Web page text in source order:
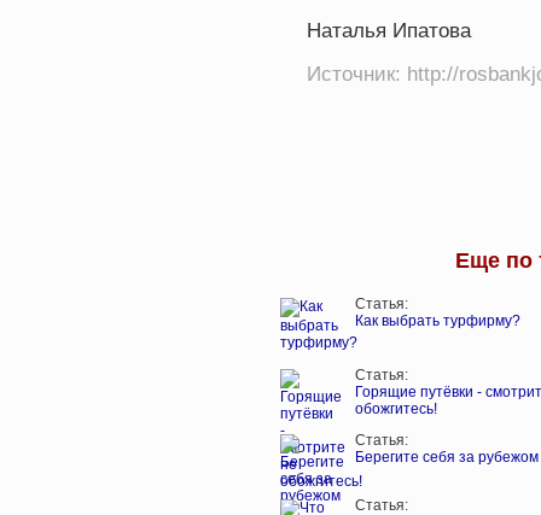
Наталья Ипатова
Источник: http://
Еще по
Статья:
Как выбрать турфирму?
Статья:
Горящие путёвки -
обожгитесь!
Статья:
Берегите себя за рубежом
Статья: